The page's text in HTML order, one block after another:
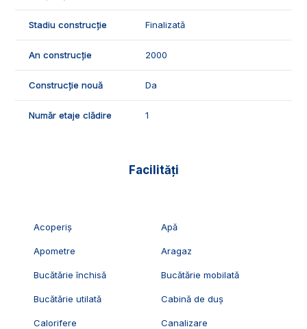
ID Exclusiv - 2319159
Stadiu construcție Finalizată
An construcție 2000
Construcție nouă Da
Număr etaje clădire 1
Facilități
Acoperiș Apă
Apometre Aragaz
Bucătărie închisă Bucătărie mobilată
Bucătărie utilată Cabină de duș
Calorifere Canalizare